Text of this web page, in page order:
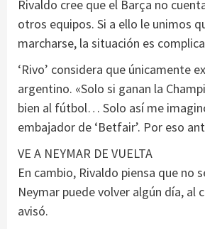
Rivaldo cree que el Barça no
otros equipos. Si a ello le unimos
marcharse, la situación es
‘Rivo’ considera que únicamente
argentino. «Solo si ganan la
bien al fútbol… Solo así me
embajador de ‘Betfair’. Por eso
VE A NEYMAR DE VUELTA
En cambio, Rivaldo piensa que no
Neymar puede volver algún día, al
avisó.